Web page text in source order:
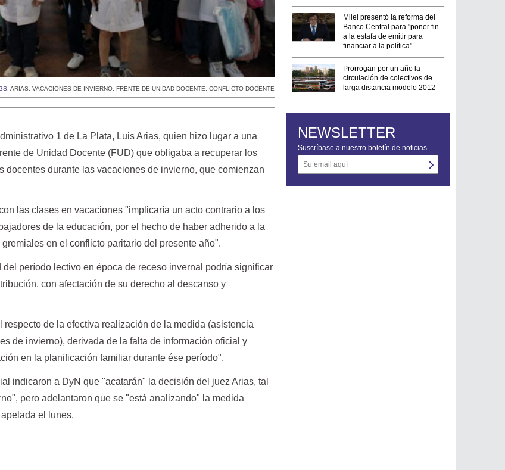
ARIAS ,VACACIONES DE INVIERNO ,FRENTE DE UNIDAD DOCENTE ,CONFLICTO DOCENTE
1 de La Plata, Luis Arias, quien hizo lugar a una
de Unidad Docente (FUD) que obligaba a recuperar los
docentes durante las vacaciones de invierno, que comienzan
las clases en vacaciones "implicaría un acto contrario a los
de la educación, por el hecho de haber adherido a la
en el conflicto paritario del presente año".
período lectivo en época de receso invernal podría significar
con afectación de su derecho al descanso y
de la efectiva realización de la medida (asistencia
de invierno), derivada de la falta de información oficial y
en la planificación familiar durante ése período".
indicaron a DyN que "acatarán" la decisión del juez Arias, tal
pero adelantaron que se "está analizando" la medida
el lunes.
Milei presentó la reforma del
Banco Central para "poner fin
a la estafa de emitir para
financiar a la política"
Prorrogan por un año la
circulación de colectivos de
larga distancia modelo 2012
NEWSLETTER
Suscríbase a nuestro boletín de noticias